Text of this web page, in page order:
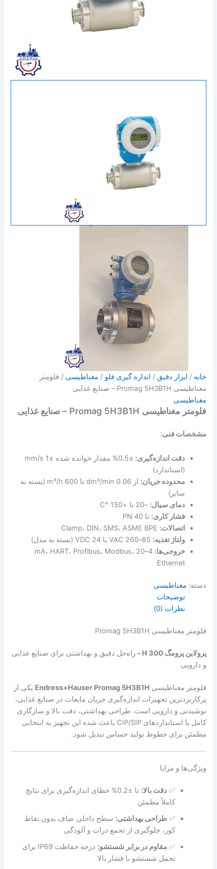
خانه / ابزار دقیق / اندازه گیری فلو / مغناطیسی / فلومتر
مغناطیسی Promag 5H3B1H – صنایع غذایی
مغناطیسی
فلومتر مغناطیسی Promag 5H3B1H – صنایع غذایی
مشخصات فنی:
دقت اندازه‌گیری:
±0.5% مقدار خوانده شده ±1 mm/s
(استاندارد)
محدوده جریان:
از 0.06 dm³/min تا 600 m³/h (بسته به
سایز)
دمای سیال: –20 تا +150 °C
فشار کاری: تا PN 40
اتصالات:
ولتاژ تغذیه:
خروجی‌ها:
4–20 mA، HART، Profibus، Modbus،
Ethernet
دسته: مغناطیسی
توضیحات
نظرات (0)
فلومتر مغناطیسی Promag 5H3B1H
پرولاین پرومگ H 300 –
راه‌حل دقیق و بهداشتی برای صنایع غذایی
و دارویی
فلومتر مغناطیسی Endress+Hauser Promag 5H3B1H یکی از
پرکاربردترین تجهیزات اندازه‌گیری جریان مایعات در صنایع غذایی،
نوشیدنی و دارویی است. طراحی بهداشتی، دقت بالا و سازگاری
کامل با استانداردهای CIP/SIP باعث شده این تجهیز به انتخابی
مطمئن برای خطوط تولید حساس تبدیل شود.
ویژگی‌ها و مزایا
✅دقت بالا:
تا ±0.2% خطای اندازه‌گیری برای نتایج
کاملاً مطمئن
✅طراحی بهداشتی: سطح داخلی صاف بدون نقاط
کور، جلوگیری از تجمع ذرات و آلودگی
✅مقاوم در برابر شستشو:
درجه حفاظت IP69 برای
تحمل شستشو با فشار بالا